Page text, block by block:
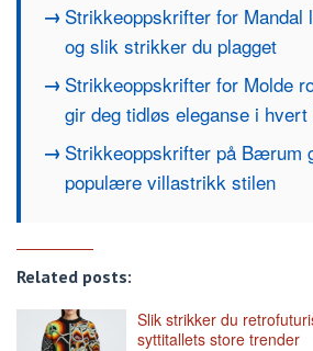
Strikkeoppskrifter for Mandal
og slik strikker du plagget
Strikkeoppskrifter for Molde
gir deg tidløs eleganse i
Strikkeoppskrifter på Bærum
populære villastrikk stilen
Related posts:
Slik strikker du
syttitallets store trender